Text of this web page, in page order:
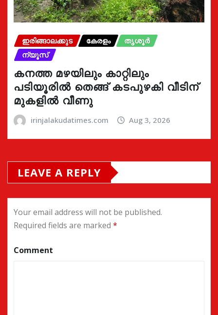
ഇരിങ്ങാലക്കുട കേരളം
തൃശൂർ
ന്യൂസ്
കനത്ത മഴയിലും കാറ്റിലും
പടിയൂരിൽ തെങ്ങ് കടപുഴകി വീടിന്
മുകളിൽ വീണു
irinjalakudatimes.com Aug 3, 2026
LEAVE A REPLY
Your email address will not be published.
Required fields are marked *
Comment